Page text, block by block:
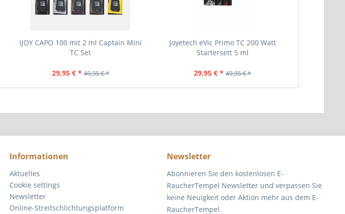
IJOY CAPO 100 mit 2 ml Captain Mini
TC Set
29,95 € * 49,95 € *
Joyetech eVic Primo TC 200 Watt
Startersett 5 ml
29,95 € * 49,95 € *
Informationen
Aktuelles
Cookie settings
Newsletter
Online-Streitschlichtungsplatform
Newsletter
Abonnieren Sie den kostenlosen E-
RaucherTempel Newsletter und verpassen Sie
keine Neuigkeit oder Aktion mehr aus dem E-
RaucherTempel.